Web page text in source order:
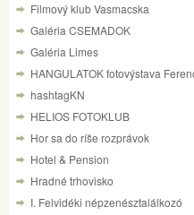
Filmový klub Vasmacska
Galéria CSEMADOK
Galéria Limes
HANGULATOK fotovýstava
hashtagKN
HELIOS FOTOKLUB
Hor sa do ríše rozprávok
Hotel & Pension
Hradné trhovisko
I. Felvidéki népzenésztalálkozó